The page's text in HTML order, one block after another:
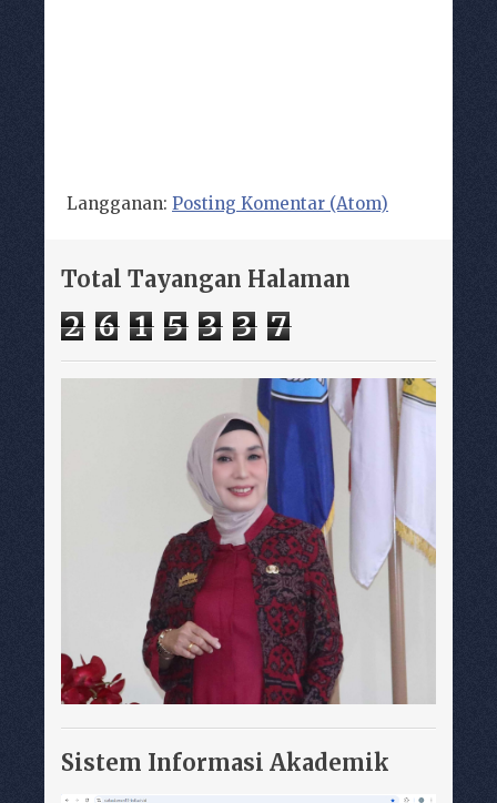
Langganan: Posting Komentar (Atom)
Total Tayangan Halaman
2 6 1 5 3 3 7
Sistem Informasi Akademik